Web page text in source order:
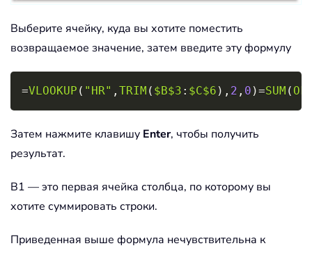
Выберите ячейку, куда вы хотите поместить
возвращаемое значение, затем введите эту формулу
=VLOOKUP ( "HR" , TRIM ( $B$3 : $C$6 ) , 2 , 0 )=SUM (
Copy
Затем нажмите клавишу Enter, чтобы получить
результат.
B1 — это первая ячейка столбца, по которому вы
хотите суммировать строки.
Приведенная выше формула нечувствительна к